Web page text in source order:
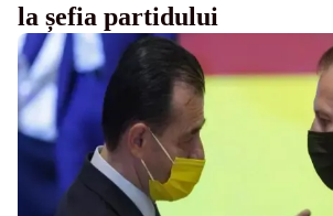
la șefia partidului